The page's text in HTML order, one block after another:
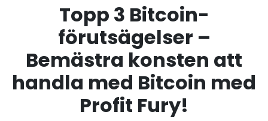
Topp 3 Bitcoin-
förutsägelser –
Bemästra konsten att
handla med Bitcoin med
Profit Fury!